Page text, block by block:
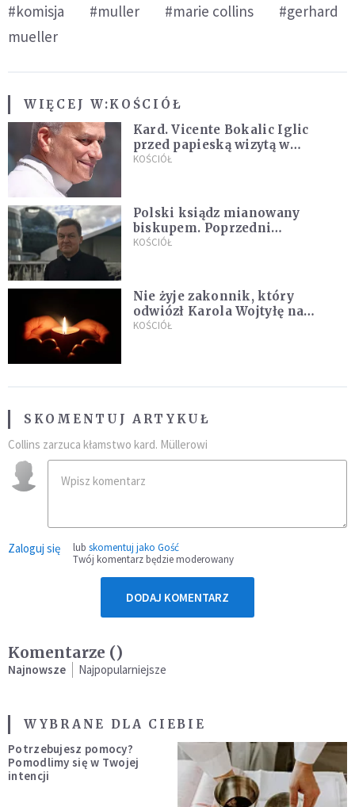
#komisja
#muller #marie collins
#gerhard
mueller
WIĘCEJ W:KOŚCIÓŁ
Kard. Vicente Bokalic Iglic
przed papieską wizytą w
Argentynie: Nasz pokorny lud
KOŚCIÓŁ
Polski ksiądz mianowany
biskupem. Poprzedni
ordynariusz zrezygnował
KOŚCIÓŁ
Nie żyje zakonnik, który
odwiózł Karola Wojtyłę na
konklawe. Jan Paweł II nazywał
KOŚCIÓŁ
SKOMENTUJ ARTYKUŁ
Collins zarzuca kłamstwo kard. Müllerowi
Zaloguj się lub skomentuj jako Gość
Twój komentarz będzie moderowany
DODAJ KOMENTARZ
Komentarze ()
Najnowsze Najpopularniejsze
WYBRANE DLA CIEBIE
Potrzebujesz pomocy?
Pomodlimy się w Twojej
intencji